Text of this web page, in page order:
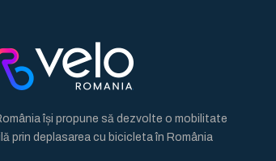
își propune să dezvolte o mobilitate
prin deplasarea cu bicicleta în România